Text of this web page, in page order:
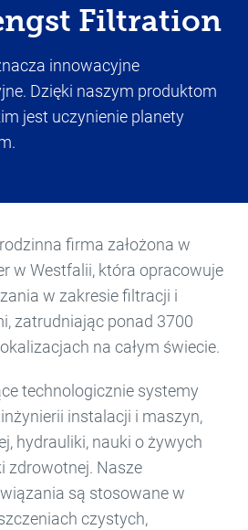
Filtration
innowacyjne
Dzięki naszym produktom
jest uczynienie planety
firma założona w
w Westfalii, która opracowuje
w zakresie filtracji i
zatrudniając ponad 3700
na całym świecie.
technologicznie systemy
instalacji i maszyn,
hydrauliki, nauki o żywych
zdrowotnej. Nasze
są stosowane w
czystych,